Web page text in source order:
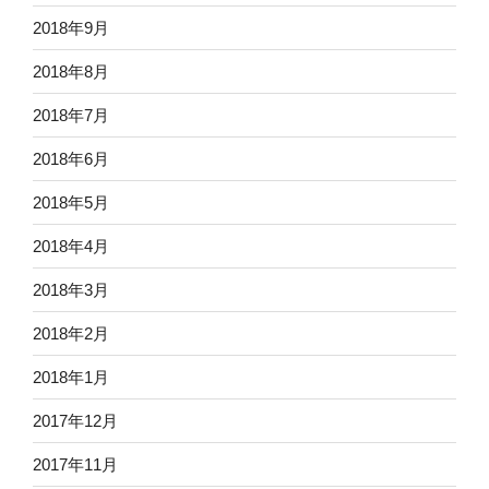
2018年9月
2018年8月
2018年7月
2018年6月
2018年5月
2018年4月
2018年3月
2018年2月
2018年1月
2017年12月
2017年11月